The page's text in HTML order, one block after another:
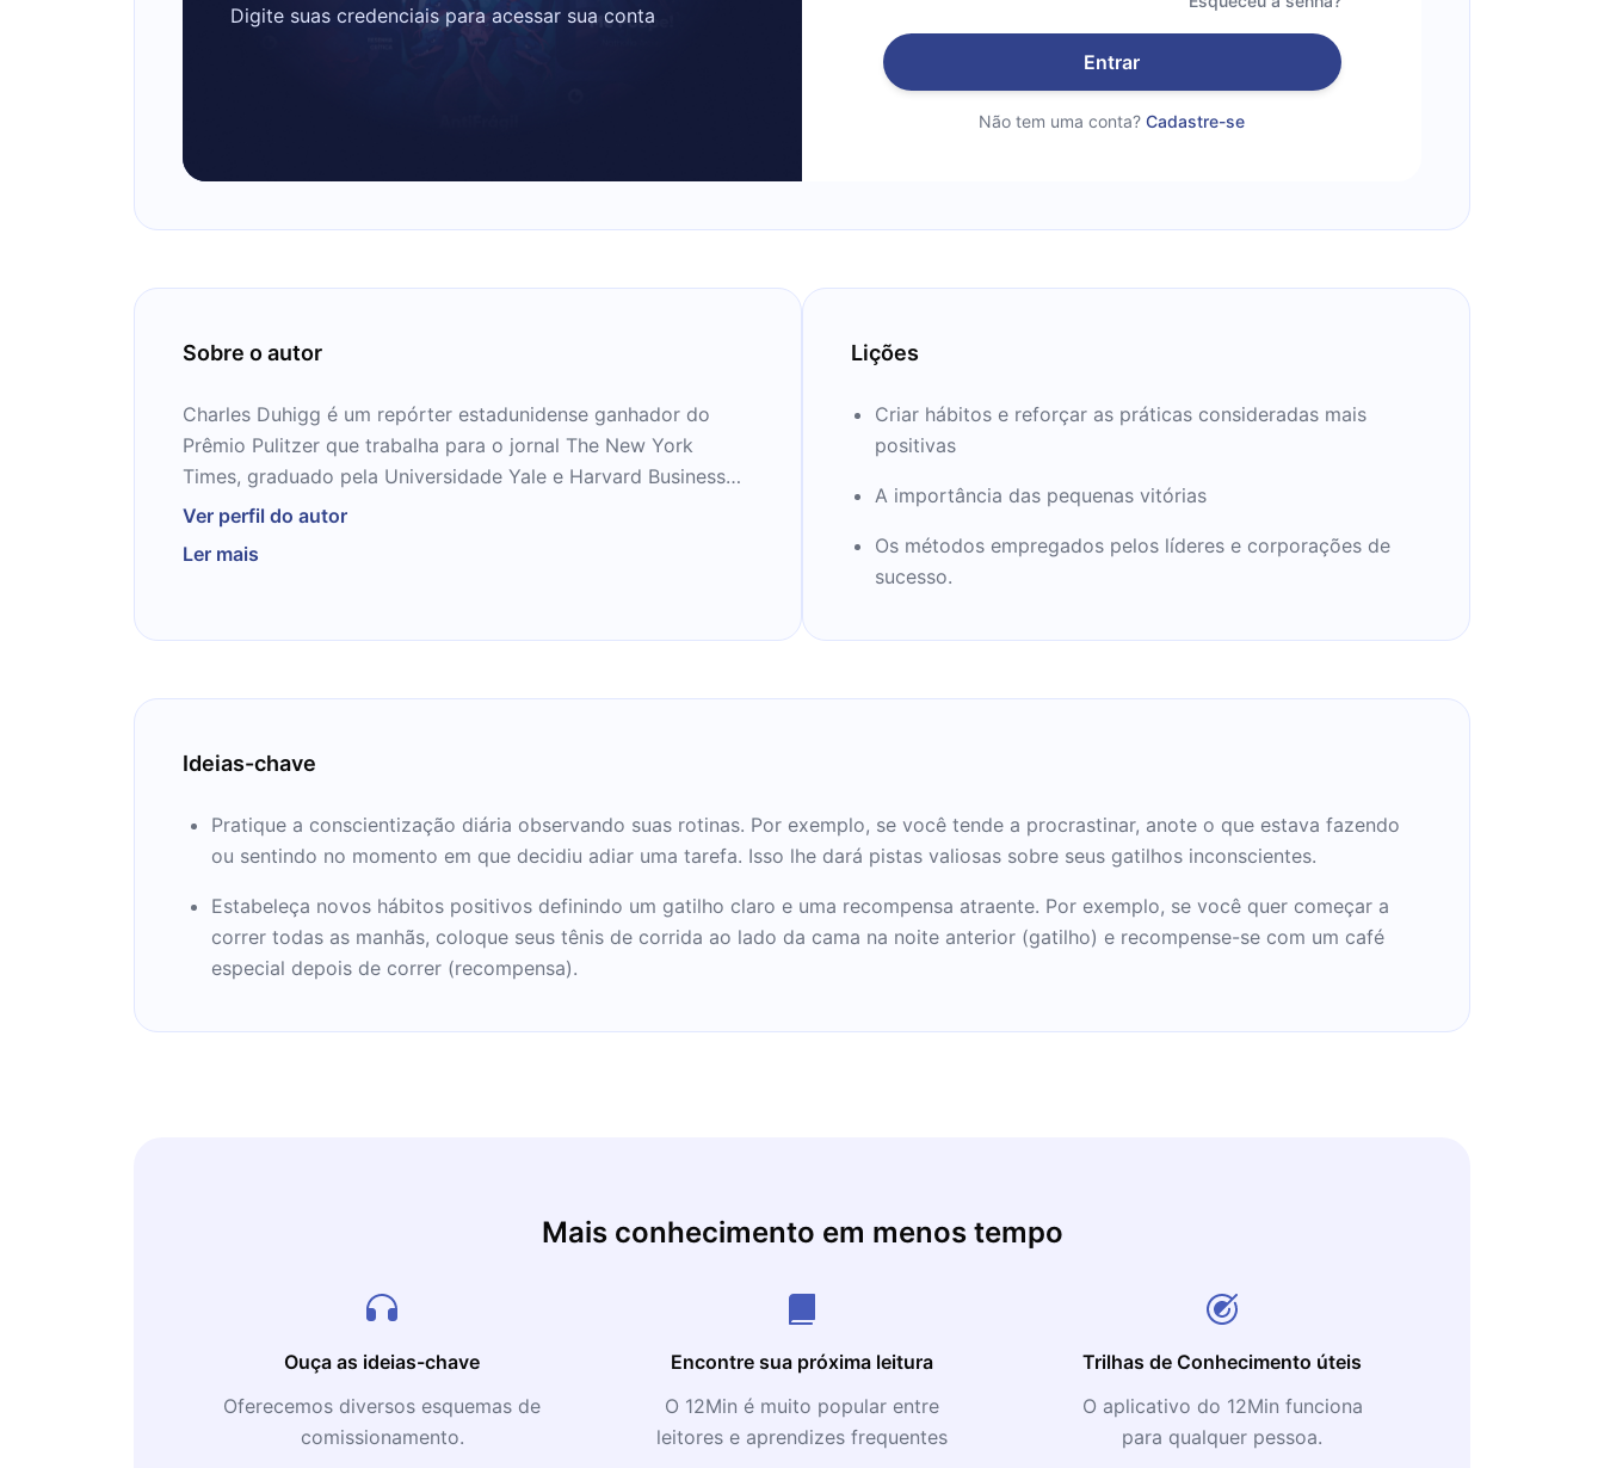
Digite suas credenciais para acessar sua conta
Entrar
Não tem uma conta? Cadastre-se
Sobre o autor
Charles Duhigg é um repórter estadunidense ganhador do
Prêmio Pulitzer que trabalha para o jornal The New York
Times, graduado pela Universidade Yale e Harvard Business
School, situado em Nova York.
O livro de Duhigg sobre a ciência da formação de hábitos,
York Times intitulado " Como as empresas aprendem seus
listas de best-sellers do New York Times.
Ele também é o autor de Smarter Faster Better: The Secrets of
Being Productive in Life and Business, que foi lançado em 8 de
em março de 2016
Ver perfil do autor
Ler mais
Lições
Criar hábitos e reforçar as práticas consideradas mais
positivas
A importância das pequenas vitórias
Os métodos empregados pelos líderes e corporações de
sucesso.
Ideias-chave
Pratique a conscientização diária observando suas rotinas. Por exemplo, se você tende a procrastinar, anote o que estava fazendo
ou sentindo no momento em que decidiu adiar uma tarefa. Isso lhe dará pistas valiosas sobre seus gatilhos inconscientes.
Estabeleça novos hábitos positivos definindo um gatilho claro e uma recompensa atraente. Por exemplo, se você quer começar a
correr todas as manhãs, coloque seus tênis de corrida ao lado da cama na noite anterior (gatilho) e recompense-se com um café
especial depois de correr (recompensa).
Mais conhecimento em menos tempo
Ouça as ideias-chave
Oferecemos diversos esquemas de
comissionamento.
Encontre sua próxima leitura
O 12Min é muito popular entre
leitores e aprendizes frequentes
Trilhas de Conhecimento úteis
O aplicativo do 12Min funciona
para qualquer pessoa.